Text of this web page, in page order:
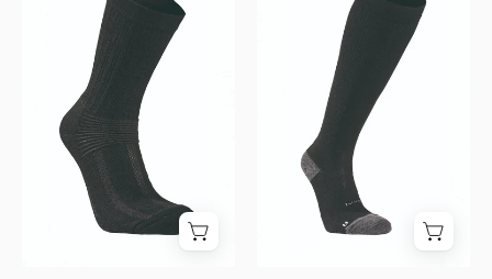
TREKK
BLACK
Ivanhoe
of
Sweden
COMPRESSION
BLACK
Ivanhoe